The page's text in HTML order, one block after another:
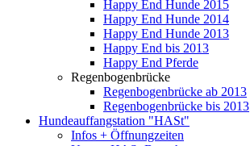
Happy End Hunde 2015
Happy End Hunde 2014
Happy End Hunde 2013
Happy End bis 2013
Happy End Pferde
Regenbogenbrücke
Regenbogenbrücke ab 2013
Regenbogenbrücke bis 2013
Hundeauffangstation "HASt"
Infos + Öffnungzeiten